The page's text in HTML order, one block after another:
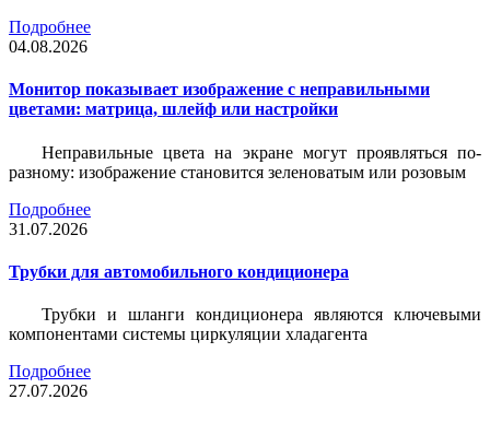
Подробнее
04.08.2026
Монитор показывает изображение с неправильными
цветами: матрица, шлейф или настройки
Неправильные цвета на экране могут проявляться по-
разному: изображение становится зеленоватым или розовым
Подробнее
31.07.2026
Трубки для автомобильного кондиционера
Трубки и шланги кондиционера являются ключевыми
компонентами системы циркуляции хладагента
Подробнее
27.07.2026